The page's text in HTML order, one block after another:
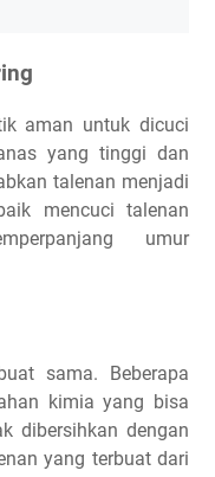
aman untuk dicuci
yang tinggi dan
talenan menjadi
mencuci talenan
umur
sama. Beberapa
kimia yang bisa
dibersihkan dengan
yang terbuat dari